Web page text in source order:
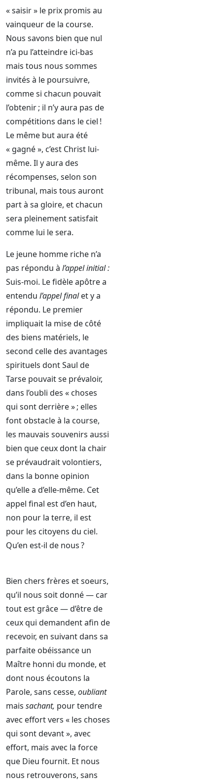
« saisir » le prix promis au
vainqueur de la course.
Nous savons bien que nul
n’a pu l’atteindre ici-bas
mais tous nous sommes
invités à le poursuivre,
comme si chacun pouvait
l’obtenir ; il n’y aura pas de
compétitions dans le ciel !
Le même but aura été
« gagné », c’est Christ lui-
même. Il y aura des
récompenses, selon son
tribunal, mais tous auront
part à sa gloire, et chacun
sera pleinement satisfait
comme lui le sera.
Le jeune homme riche n’a
pas répondu à l’appel initial :
Suis-moi. Le fidèle apôtre a
entendu l’appel finalet y a
répondu. Le premier
impliquait la mise de côté
des biens matériels, le
second celle des avantages
spirituels dont Saul de
Tarse pouvait se prévaloir,
dans l’oubli des « choses
qui sont derrière » ; elles
font obstacle à la course,
les mauvais souvenirs aussi
bien que ceux dont la chair
se prévaudrait volontiers,
dans la bonne opinion
qu’elle a d’elle-même. Cet
appel final est d’en haut,
non pour la terre, il est
pour les citoyens du ciel.
Qu’en est-il de nous ?
Bien chers frères et soeurs,
qu’il nous soit donné — car
tout est grâce — d’être de
ceux qui demandent afin de
recevoir, en suivant dans sa
parfaite obéissance un
Maître honni du monde, et
dont nous écoutons la
Parole, sans cesse, oubliant
mais sachant, pour tendre
avec effort vers « les choses
qui sont devant », avec
effort, mais avec la force
que Dieu fournit. Et nous
nous retrouverons, sans